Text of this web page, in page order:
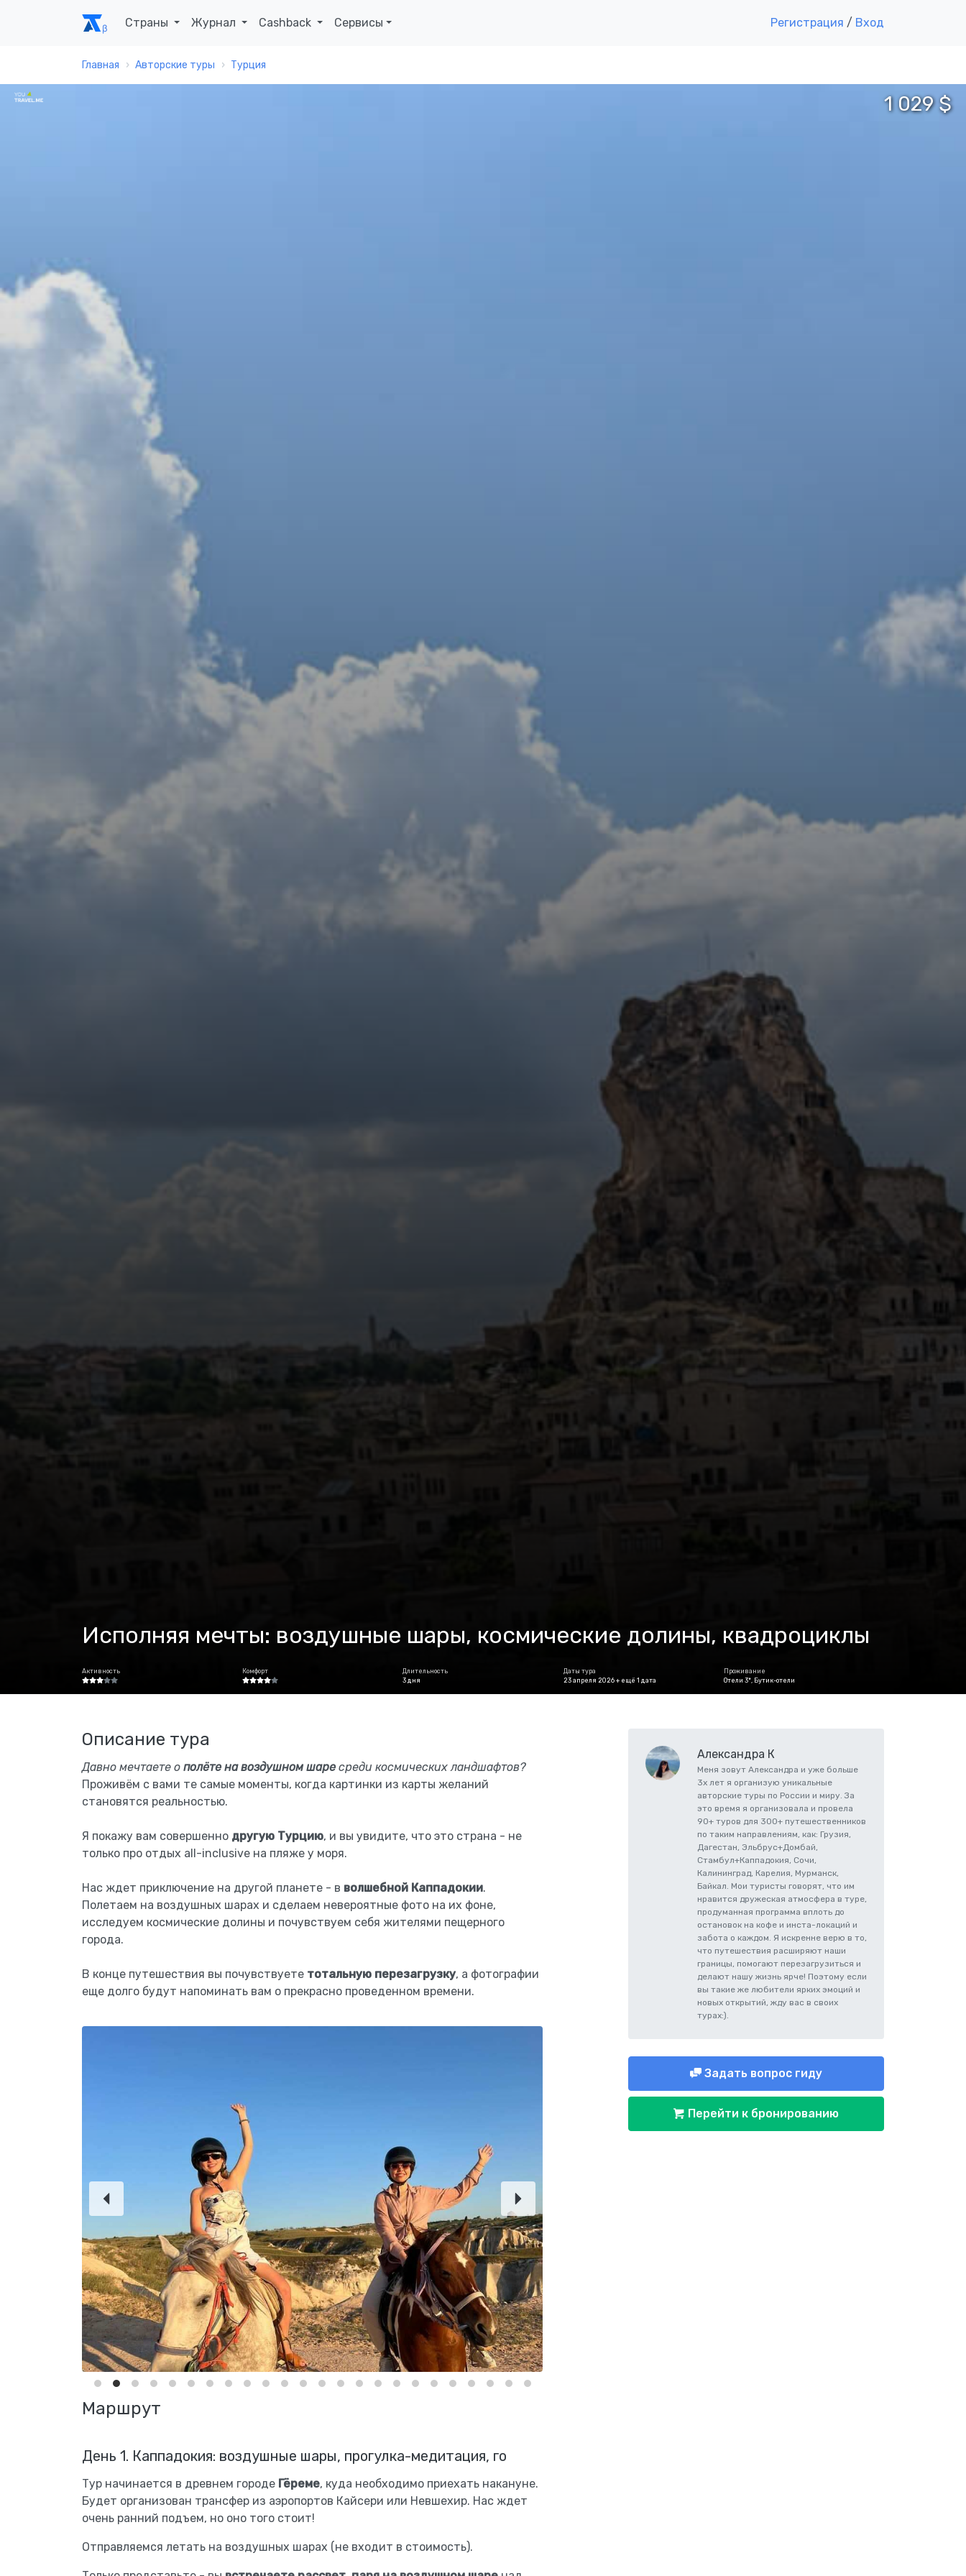
Страны Журнал Cashback Сервисы Регистрация / Вход
Главная Авторские туры Турция
1 029 $
Исполняя мечты: воздушные шары, космические долины, квадроциклы
Активность Комфорт
Длительность
3 дня
Даты тура
23 апреля 2026 + ещё 1 дата
Проживание
Отели 3*, Бутик-отели
Описание тура
Давно мечтаете о полёте на воздушном шаре среди космических ландшафтов?
Проживём с вами те самые моменты, когда картинки из карты желаний
становятся реальностью.
Я покажу вам совершенно другую Турцию, и вы увидите, что это страна - не
только про отдых all-inclusive на пляже у моря.
Нас ждет приключение на другой планете - в волшебной Каппадокии.
Полетаем на воздушных шарах и сделаем невероятные фото на их фоне,
исследуем космические долины и почувствуем себя жителями пещерного
города.
В конце путешествия вы почувствуете тотальную перезагрузку, а фотографии
еще долго будут напоминать вам о прекрасно проведенном времени.
Маршрут
День 1. Каппадокия: воздушные шары, прогулка-медитация, го
Тур начинается в древнем городе Гёреме, куда необходимо приехать накануне.
Будет организован трансфер из аэропортов Кайсери или Невшехир. Нас ждет
очень ранний подъем, но оно того стоит!
Отправляемся летать на воздушных шарах (не входит в стоимость).
Александра К
Меня зовут Александра и уже больше
3х лет я организую уникальные
авторские туры по России и миру. За
это время я организовала и провела
90+ туров для 300+ путешественников
по таким направлениям, как: Грузия,
Дагестан, Эльбрус+Домбай,
Стамбул+Каппадокия, Сочи,
Калининград, Карелия, Мурманск,
Байкал. Мои туристы говорят, что им
нравится дружеская атмосфера в туре,
продуманная программа вплоть до
остановок на кофе и инста-локаций и
забота о каждом. Я искренне верю в то,
что путешествия расширяют наши
границы, помогают перезагрузиться и
делают нашу жизнь ярче! Поэтому если
вы такие же любители ярких эмоций и
новых открытий, жду вас в своих
турах:).
Задать вопрос гиду
Перейти к бронированию